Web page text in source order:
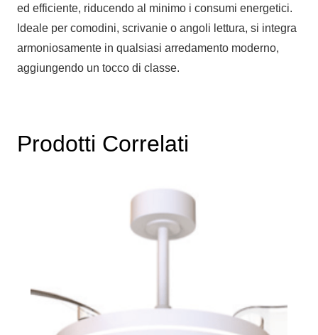
ed efficiente, riducendo al minimo i consumi energetici.
Ideale per comodini, scrivanie o angoli lettura, si integra
armoniosamente in qualsiasi arredamento moderno,
aggiungendo un tocco di classe.
Prodotti Correlati